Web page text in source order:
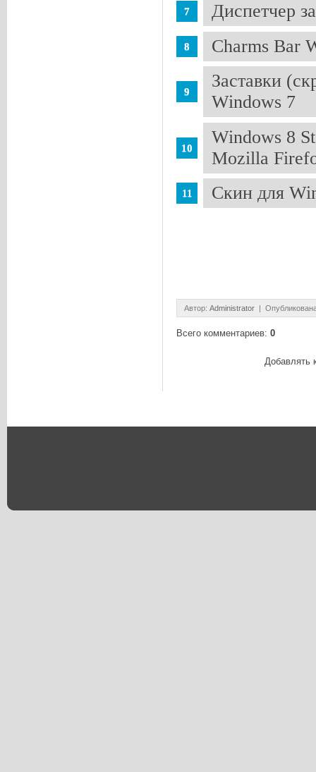
Диспетчер
Charms Bar
Заставки
Windows 7
Windows 8
Mozilla
Скин для
Автор: Administrator |
Всего комментариев: 0
Добавлять